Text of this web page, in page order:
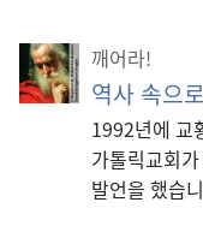
깨어라!
역사 속으
1992년에 교
가톨릭교회
발언을 했습